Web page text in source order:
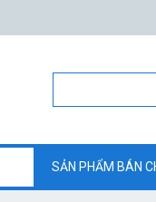
SẢN PHẨM BÁN